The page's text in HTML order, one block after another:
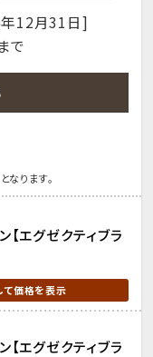
12月31日]
で
ります。
【エグゼクティブラ
て価格を表示
【エグゼクティブラ